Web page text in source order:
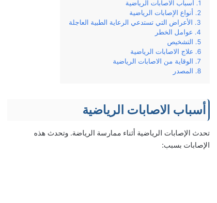
أسباب الاصابات الرياضية
أنواع الإصابات الرياضية
الأعراض التي تستدعي الرعاية الطبية العاجلة
عوامل الخطر
التشخيص
علاج الاصابات الرياضية
الوقاية من الاصابات الرياضية
المصدر
أسباب الاصابات الرياضية
تحدث الإصابات الرياضية أثناء ممارسة الرياضة. وتحدث هذه
الإصابات بسبب: